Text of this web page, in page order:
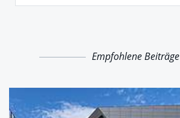
Empfohlene Beiträge